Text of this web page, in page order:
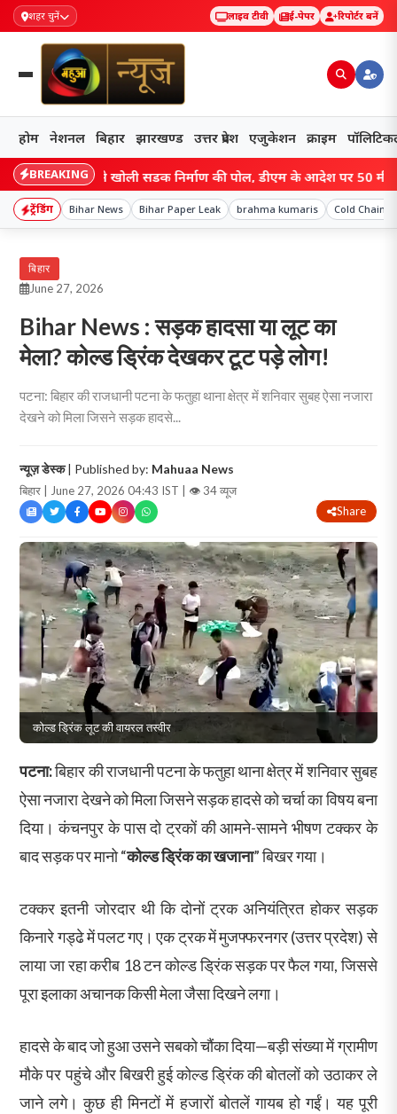
शहर चुनें लाइव टीवी ई-पेपर रिपोर्टर बनें
होम नेशनल बिहार झारखण्ड उत्तर प्रदेश एजुकेशन क्राइम
BREAKING
वीडियो ने खोली सड़क निर्माण की पोल, डीएम के आदेश पर 50 मीटर सड़क
ट्रेंडिंग Bihar News Bihar Paper Leak brahma kumaris Cold Chain
बिहार
June 27, 2026
Bihar News : सड़क हादसा या लूट का
मेला? कोल्ड ड्रिंक देखकर टूट पड़े लोग!
पटना: बिहार की राजधानी पटना के फतुहा थाना क्षेत्र में शनिवार सुबह ऐसा नजारा
देखने को मिला जिसने सड़क हादसे...
न्यूज़ डेस्क| Published by: Mahuaa News
बिहार | June 27, 2026 04:43 IST | 👁 34 व्यूज
Share
कोल्ड ड्रिंक लूट की वायरल तस्वीर
पटना:बिहार की राजधानी पटना के फतुहा थाना क्षेत्र में शनिवार सुबह
ऐसा नजारा देखने को मिला जिसने सड़क हादसे को चर्चा का विषय बना
दिया। कंचनपुर के पास दो ट्रकों की आमने-सामने भीषण टक्कर के
बाद सड़क पर मानो “कोल्ड ड्रिंक का खजाना” बिखर गया।
टक्कर इतनी जोरदार थी कि दोनों ट्रक अनियंत्रित होकर सड़क
किनारे गड्ढे में पलट गए। एक ट्रक में मुजफ्फरनगर (उत्तर प्रदेश) से
लाया जा रहा करीब 18 टन कोल्ड ड्रिंक सड़क पर फैल गया, जिससे
पूरा इलाका अचानक किसी मेला जैसा दिखने लगा।
हादसे के बाद जो हुआ उसने सबको चौंका दिया—बड़ी संख्या में ग्रामीण
मौके पर पहुंचे और बिखरी हुई कोल्ड ड्रिंक की बोतलों को उठाकर ले
जाने लगे। कुछ ही मिनटों में हजारों बोतलें गायब हो गईं। यह पूरी